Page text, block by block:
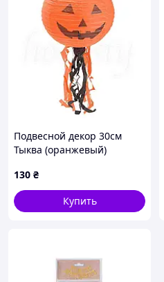
Подвесной декор 30см
Тыква (оранжевый)
130 ₴
Купить